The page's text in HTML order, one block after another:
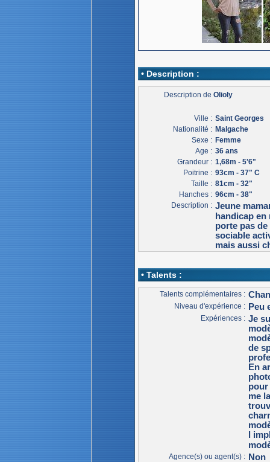
• Description :
Description deOlioly
Ville : Saint Georges
Nationalité : Malgache
Sexe : Femme
Age : 36 ans
Grandeur : 1,68m - 5'6"
Poitrine : 93cm - 37" C
Taille : 81cm - 32"
Hanches : 96cm - 38"
Description : Jeune
handicap
porte pas
sociable
mais aussi
• Talents :
Talents complémentaires :
Niveau d'expérience : Peu
Expériences : Je
de
En
pour
me
l
Agence(s) ou agent(s) : Non